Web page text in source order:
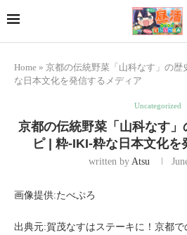
Home » 京都の伝統野菜「山科なす」の
な日本文化を発信するメディア
Uncategorized
京都の伝統野菜「山科なす
ピ | 粋-IKI-粋な日本文化を
written by Atsu
画像提供:たべぷろ
出典元:賀茂なすはステーキに！京都